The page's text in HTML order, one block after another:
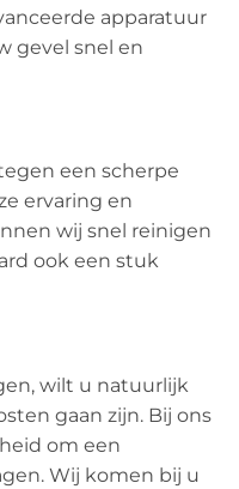
apparatuur
gevel snel en
een scherpe
ervaring en
wij snel reinigen
ook een stuk
wilt u natuurlijk
gaan zijn. Bij ons
om een
Wij komen bij u